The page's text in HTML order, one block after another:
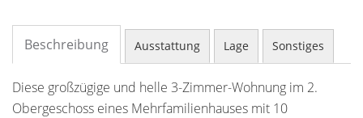
Beschreibung Ausstattung Lage Sonstiges
Diese großzügige und helle 3-Zimmer-Wohnung im 2.
Obergeschoss eines Mehrfamilienhauses mit 10